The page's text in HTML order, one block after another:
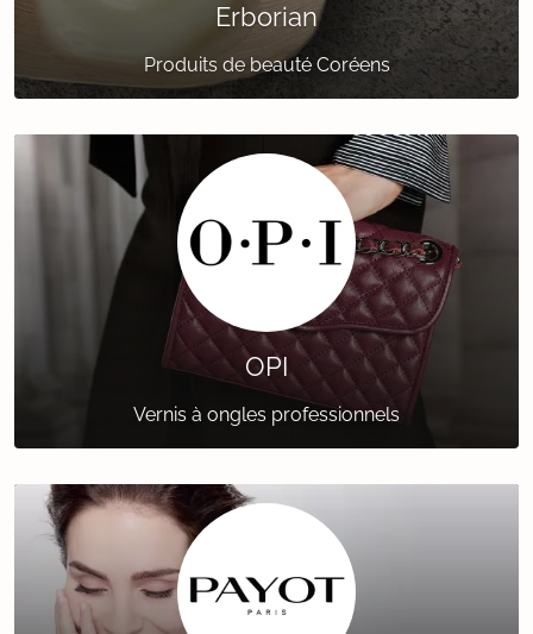
Erborian
Produits de beauté Coréens
OPI
Vernis à ongles professionnels